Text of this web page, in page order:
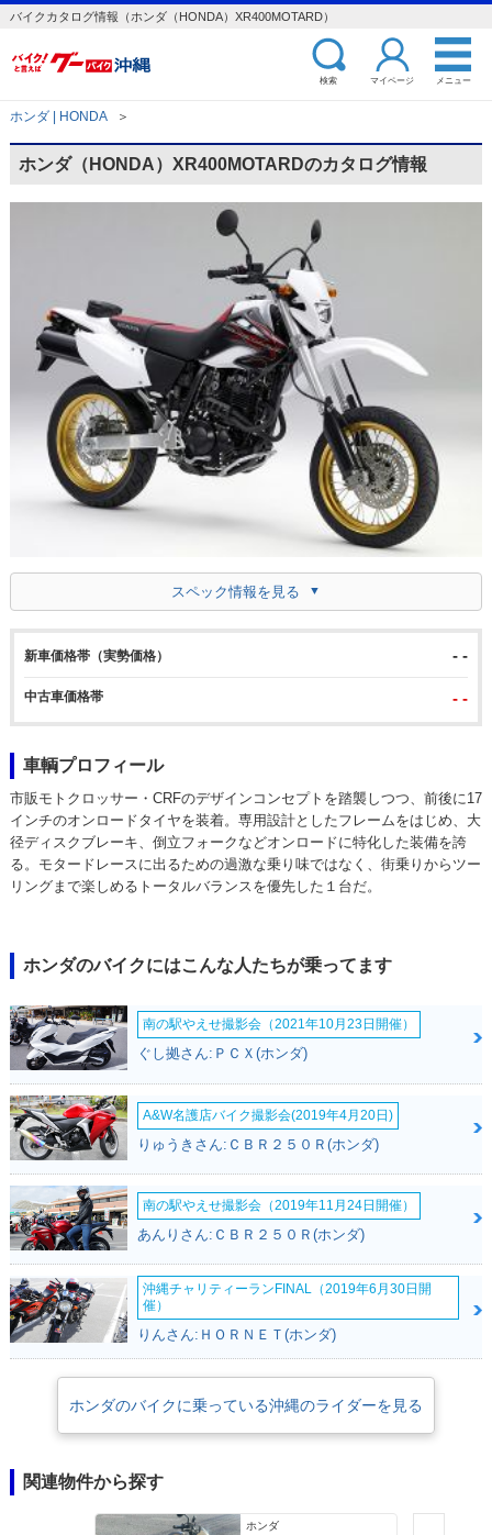
バイクカタログ情報（ホンダ（HONDA）XR400MOTARD）
検索 マイページ メニュー
ホンダ | HONDA ＞
ホンダ（HONDA）XR400MOTARDのカタログ情報
スペック情報を見る
新車価格帯（実勢価格） - -
中古車価格帯 - -
車輌プロフィール
市販モトクロッサー・CRFのデザインコンセプトを踏襲しつつ、前後に17
インチのオンロードタイヤを装着。専用設計としたフレームをはじめ、大
径ディスクブレーキ、倒立フォークなどオンロードに特化した装備を誇
る。モタードレースに出るための過激な乗り味ではなく、街乗りからツー
リングまで楽しめるトータルバランスを優先した１台だ。
ホンダのバイクにはこんな人たちが乗ってます
南の駅やえせ撮影会（2021年10月23日開催）
ぐし拠さん:ＰＣＸ(ホンダ)
A&W名護店バイク撮影会(2019年4月20日)
りゅうきさん:ＣＢＲ２５０Ｒ(ホンダ)
南の駅やえせ撮影会（2019年11月24日開催）
あんりさん:ＣＢＲ２５０Ｒ(ホンダ)
沖縄チャリティーランFINAL（2019年6月30日開
催）
りんさん:ＨＯＲＮＥＴ(ホンダ)
ホンダのバイクに乗っている沖縄のライダーを見る
関連物件から探す
ホンダ